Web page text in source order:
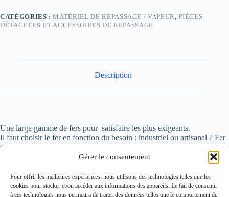
Gérer le consentement
Pour offrir les meilleures expériences, nous utilisons des technologies telles que les
cookies pour stocker et/ou accéder aux informations des appareils. Le fait de consentir
à ces technologies nous permettra de traiter des données telles que le comportement de
CATÉGORIES :MATÉRIEL DE REPASSAGE / VAPEUR,PIÈCES
DÉTACHÉES ET ACCESSOIRES DE REPASSAGE
Description
Une large gamme de fers pour satisfaire les plus exigeants.
Il faut choisir le fer en fonction du besoin : industriel ou artisanal ? Fer
suspendu ou non ? Quel poids, quel tissu ?…
Notre histoire
Conditions générales de ventes (CGV)